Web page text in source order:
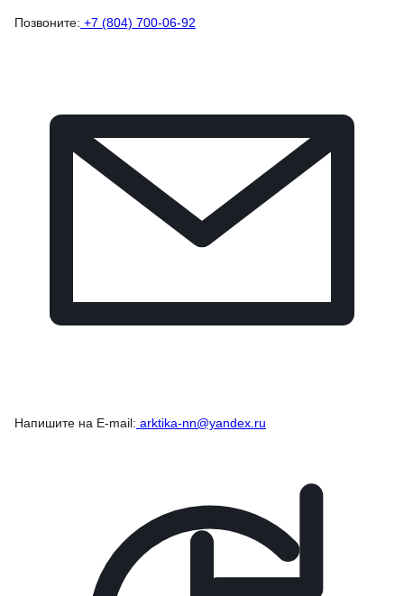
Позвоните: +7 (804) 700-06-92
Напишите на E-mail: arktika-nn@yandex.ru